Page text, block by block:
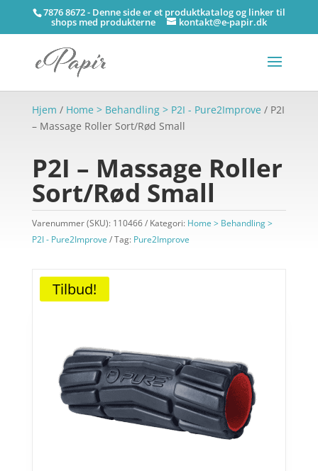
7876 8672 - Denne side er et produktkatalog og linker til
shops med produkterne kontakt@e-papir.dk
Hjem / Home > Behandling > P2I - Pure2Improve / P2I
– Massage Roller Sort/Rød Small
P2I – Massage Roller
Sort/Rød Small
Varenummer (SKU): 110466 Kategori: Home > Behandling >
P2I - Pure2Improve
Tag: Pure2Improve
Tilbud!